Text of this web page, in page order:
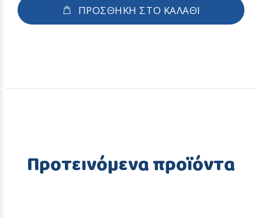
ΠΡΟΣΘΗΚΗ ΣΤΟ ΚΑΛΑΘΙ
Προτεινόμενα προϊόντα